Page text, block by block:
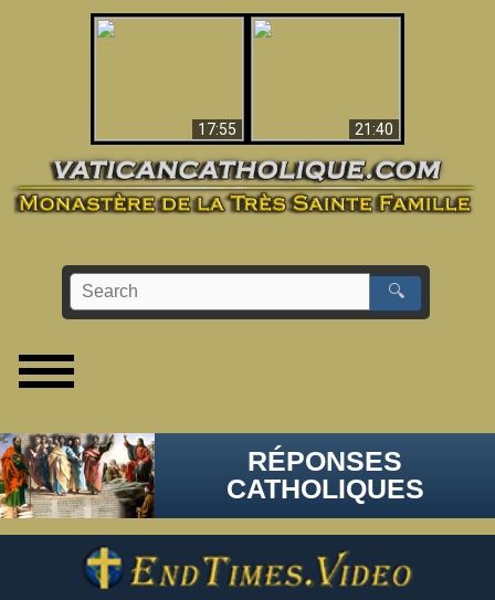
17:55
21:40
🔍
RÉPONSES
CATHOLIQUES